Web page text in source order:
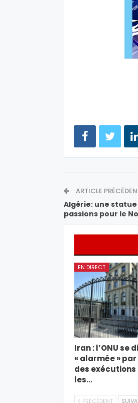
ARTICLE
Algérie: une
passions pour le
EN DIRECT
Iran : l’ONU se
« alarmée »
des
les…
PRÉCÉDENT